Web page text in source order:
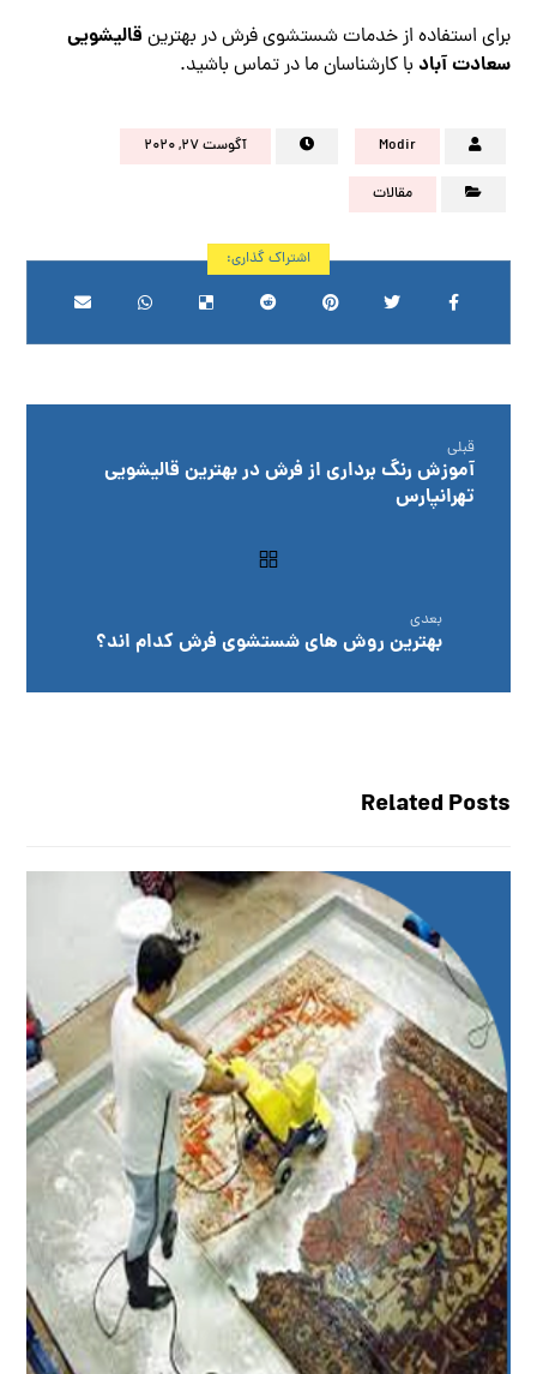
برای استفاده از خدمات شستشوی فرش در بهترین قالیشویی
سعادت آباد با کارشناسان ما در تماس باشید.
Modir آگوست ۲۷, ۲۰۲۰
مقالات
قبلی
آموزش رنگ برداری از فرش در بهترین قالیشویی
تهرانپارس
بعدی
بهترین روش های شستشوی فرش کدام اند؟
Related Posts